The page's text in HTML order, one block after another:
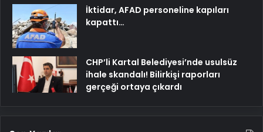
İktidar, AFAD personeline kapıları
kapattı…
CHP’li Kartal Belediyesi’nde usulsüz
ihale skandalı! Bilirkişi raporları
gerçeği ortaya çıkardı